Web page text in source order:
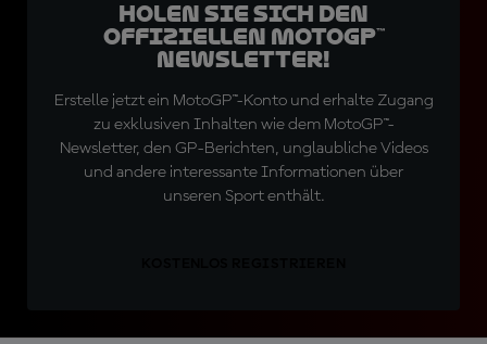
Holen Sie sich den
offiziellen MotoGP™
Newsletter!
Erstelle jetzt ein MotoGP™-Konto und erhalte Zugang
zu exklusiven Inhalten wie dem MotoGP™-
Newsletter, den GP-Berichten, unglaubliche Videos
und andere interessante Informationen über
unseren Sport enthält.